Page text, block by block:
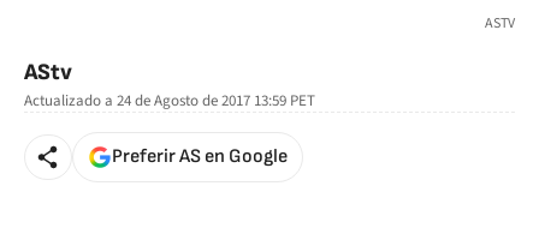
ASTV
AStv
Actualizado a 24 de Agosto de 2017 13:59 PET
Preferir AS en Google